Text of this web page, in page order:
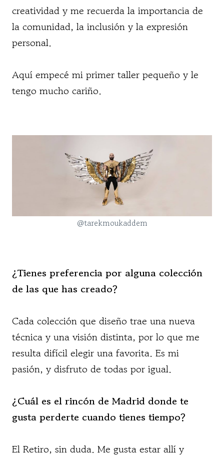
creatividad y me recuerda la importancia de
la comunidad, la inclusión y la expresión
personal.
Aquí empecé mi primer taller pequeño y le
tengo mucho cariño.
@tarekmoukaddem
¿Tienes preferencia por alguna colección
de las que has creado?
Cada colección que diseño trae una nueva
técnica y una visión distinta, por lo que me
resulta difícil elegir una favorita. Es mi
pasión, y disfruto de todas por igual.
¿Cuál es el rincón de Madrid donde te
gusta perderte cuando tienes tiempo?
El Retiro, sin duda. Me gusta estar allí y